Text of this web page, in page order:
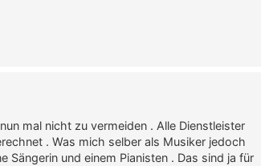
mal nicht zu vermeiden . Alle Dienstleister
. Was mich selber als Musiker jedoch
und einem Pianisten . Das sind ja für